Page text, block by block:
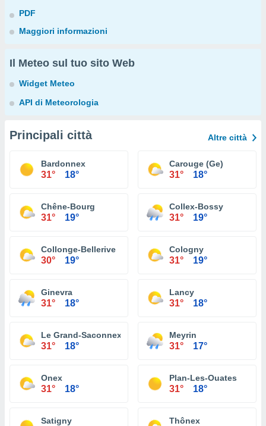
PDF
Maggiori informazioni
Il Meteo sul tuo sito Web
Widget Meteo
API di Meteorologia
Principali città Altre città
Bardonnex
31° 18°
Carouge (Ge)
31° 18°
Chêne-Bourg
31° 19°
Collex-Bossy
31° 19°
Collonge-Bellerive
30° 19°
Cologny
31° 19°
Ginevra
31° 18°
Lancy
31° 18°
Le Grand-Saconnex
31° 18°
Meyrin
31° 17°
Onex
31° 18°
Plan-Les-Ouates
31° 18°
Satigny Thônex